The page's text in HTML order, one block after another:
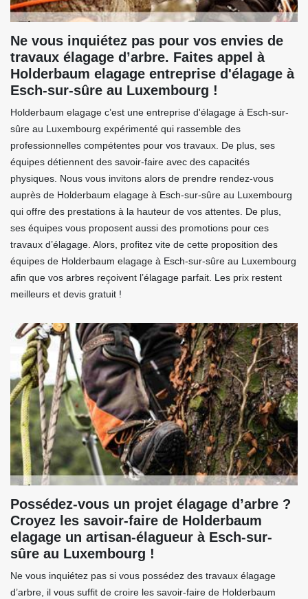
Ne vous inquiétez pas pour vos envies de
travaux élagage d’arbre. Faites appel à
Holderbaum elagage entreprise d'élagage à
Esch-sur-sûre au Luxembourg !
Holderbaum elagage c’est une entreprise d'élagage à Esch-sur-
sûre au Luxembourg expérimenté qui rassemble des
professionnelles compétentes pour vos travaux. De plus, ses
équipes détiennent des savoir-faire avec des capacités
physiques. Nous vous invitons alors de prendre rendez-vous
auprès de Holderbaum elagage à Esch-sur-sûre au Luxembourg
qui offre des prestations à la hauteur de vos attentes. De plus,
ses équipes vous proposent aussi des promotions pour ces
travaux d’élagage. Alors, profitez vite de cette proposition des
équipes de Holderbaum elagage à Esch-sur-sûre au Luxembourg
afin que vos arbres reçoivent l’élagage parfait. Les prix restent
meilleurs et devis gratuit !
Possédez-vous un projet élagage d’arbre ?
Croyez les savoir-faire de Holderbaum
elagage un artisan-élagueur à Esch-sur-
sûre au Luxembourg !
Ne vous inquiétez pas si vous possédez des travaux élagage
d’arbre, il vous suffit de croire les savoir-faire de Holderbaum